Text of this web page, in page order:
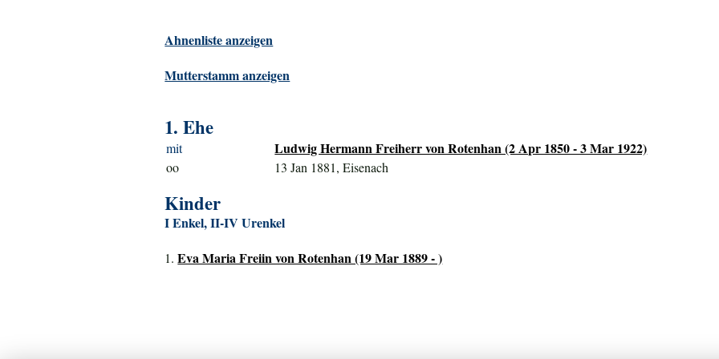
Ahnenliste anzeigen
Mutterstamm anzeigen
1. Ehe
mit Ludwig Hermann Freiherr von Rotenhan (2 Apr 1850 - 3 Mar 1922)
oo 13 Jan 1881, Eisenach
Kinder
I Enkel, II-IV Urenkel
1.Eva Maria Freiin von Rotenhan (19 Mar 1889 - )